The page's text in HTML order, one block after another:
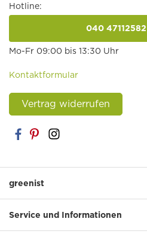
Hotline:
040 47112582
Mo-Fr 09:00 bis 13:30 Uhr
Kontaktformular
Vertrag widerrufen
greenist
Service und Informationen